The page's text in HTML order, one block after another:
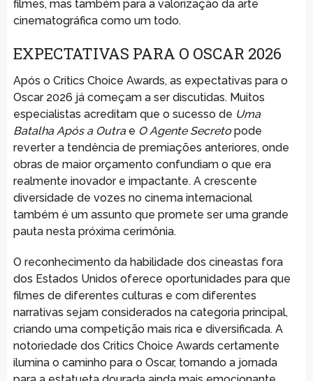
filmes, mas também para a valorização da arte
cinematográfica como um todo.
EXPECTATIVAS PARA O OSCAR 2026
Após o Critics Choice Awards, as expectativas para o
Oscar 2026 já começam a ser discutidas. Muitos
especialistas acreditam que o sucesso de Uma
Batalha Após a Outrae O Agente Secretopode
reverter a tendência de premiações anteriores, onde
obras de maior orçamento confundiam o que era
realmente inovador e impactante. A crescente
diversidade de vozes no cinema internacional
também é um assunto que promete ser uma grande
pauta nesta próxima cerimônia.
O reconhecimento da habilidade dos cineastas fora
dos Estados Unidos oferece oportunidades para que
filmes de diferentes culturas e com diferentes
narrativas sejam considerados na categoria principal,
criando uma competição mais rica e diversificada. A
notoriedade dos Critics Choice Awards certamente
ilumina o caminho para o Oscar, tornando a jornada